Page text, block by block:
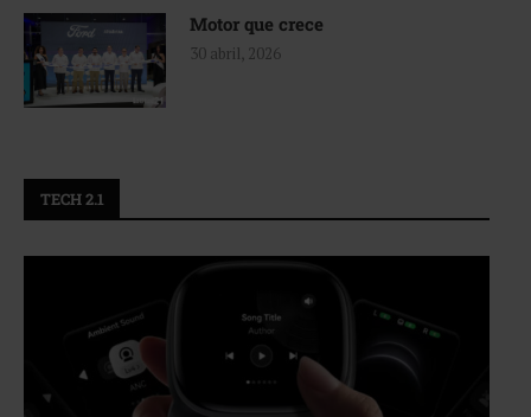
Motor que crece
30 abril, 2026
TECH 2.1